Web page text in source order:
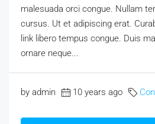
malesuada orci congue. Nullam
cursus. Ut et adipiscing erat.
link libero tempus congue. Duis
ornare neque...
by admin 10 years ago